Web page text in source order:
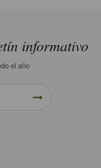
informativo
el año